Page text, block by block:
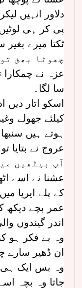
دلاور انہیں
پی کر ہی
ٹکتا میرے بغیر
چھوٹا بھئ
عزہ نے
سا لگا۔
اسکو اتار دیں
کیلئے جھولے
ہوتے ہیں
عروج نے بتایا
آپ بیٹھیں
عشنا نے اسے
کے پلے ایریا
عمر بچے دیکھ
اندر گیندوں
وہ بے فکر ہو
ان ڈھیر سارے
وہ بس ایک ہی
جاتا وہ بچہ